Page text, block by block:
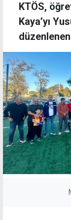
KTÖS,
Kaya’yı
düzenlenen